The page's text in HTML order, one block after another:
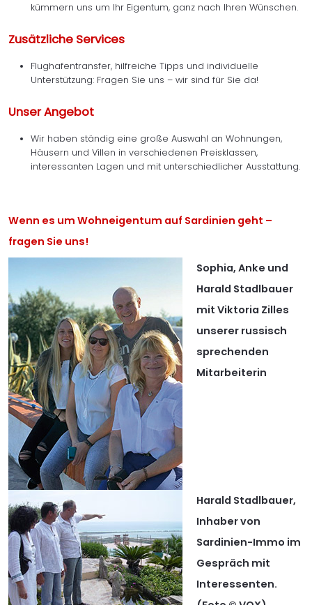
kümmern uns um Ihr Eigentum, ganz nach Ihren Wünschen.
Zusätzliche Services
Flughafentransfer, hilfreiche Tipps und individuelle
Unterstützung: Fragen Sie uns – wir sind für Sie da!
Unser Angebot
Wir haben ständig eine große Auswahl an Wohnungen,
Häusern und Villen in verschiedenen Preisklassen,
interessanten Lagen und mit unterschiedlicher Ausstattung.
Wenn es um Wohneigentum auf Sardinien geht –
fragen Sie uns!
Sophia, Anke und
Harald Stadlbauer
mit Viktoria Zilles
unserer russisch
sprechenden
Mitarbeiterin
Harald Stadlbauer,
Inhaber von
Sardinien-Immo im
Gespräch mit
Interessenten.